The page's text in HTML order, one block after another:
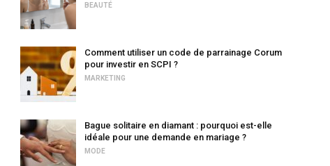
BEAUTÉ
Comment utiliser un code de parrainage Corum
pour investir en SCPI ?
MARKETING
Bague solitaire en diamant : pourquoi est-elle
idéale pour une demande en mariage ?
MODE